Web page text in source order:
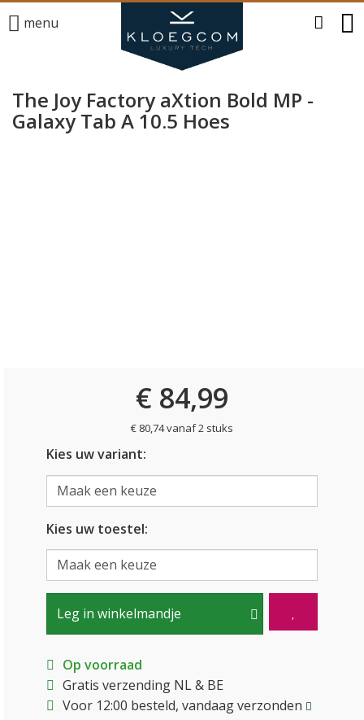
menu
The Joy Factory aXtion Bold MP -
Galaxy Tab A 10.5 Hoes
€ 84,99
€ 80,74 vanaf 2 stuks
Kies uw variant:
Kies uw toestel:
Leg in winkelmandje
Op voorraad
Gratis verzending NL & BE
Voor 12:00 besteld, vandaag verzonden